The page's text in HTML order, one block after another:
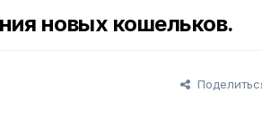
новых кошельков.